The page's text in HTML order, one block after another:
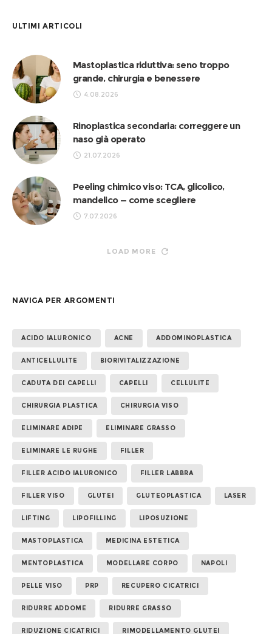
ULTIMI ARTICOLI
Mastoplastica riduttiva: seno troppo
grande, chirurgia e benessere
4.08.2026
Rinoplastica secondaria: correggere un
naso già operato
21.07.2026
Peeling chimico viso: TCA, glicolico,
mandelico — come scegliere
7.07.2026
LOAD MORE
NAVIGA PER ARGOMENTI
ACIDO IALURONICO ACNE ADDOMINOPLASTICA
ANTICELLULITE BIORIVITALIZZAZIONE
CADUTA DEI CAPELLI CAPELLI CELLULITE
CHIRURGIA PLASTICA CHIRURGIA VISO
ELIMINARE ADIPE ELIMINARE GRASSO
ELIMINARE LE RUGHE FILLER
FILLER ACIDO IALURONICO FILLER LABBRA
FILLER VISO GLUTEI GLUTEOPLASTICA LASER
LIFTING LIPOFILLING LIPOSUZIONE
MASTOPLASTICA MEDICINA ESTETICA
MENTOPLASTICA MODELLARE CORPO NAPOLI
PELLE VISO PRP RECUPERO CICATRICI
RIDURRE ADDOME RIDURRE GRASSO
RIDUZIONE CICATRICI RIMODELLAMENTO GLUTEI